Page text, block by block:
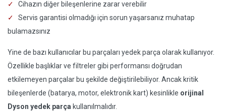
Cihazın diğer bileşenlerine zarar verebilir
Servis garantisi olmadığı için sorun yaşarsanız muhatap
bulamazsınız
Yine de bazı kullanıcılar bu parçaları yedek parça olarak kullanıyor.
Özellikle başlıklar ve filtreler gibi performansı doğrudan
etkilemeyen parçalar bu şekilde değiştirilebiliyor. Ancak kritik
bileşenlerde (batarya, motor, elektronik kart) kesinlikle orijinal
Dyson yedek parça kullanılmalıdır.